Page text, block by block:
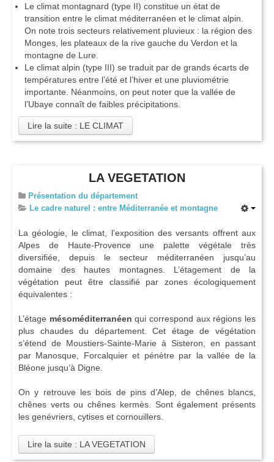
Le climat montagnard (type II) constitue un état de
transition entre le climat méditerranéen et le climat alpin.
On note trois secteurs relativement pluvieux : la région des
Monges, les plateaux de la rive gauche du Verdon et la
montagne de Lure.
Le climat alpin (type III) se traduit par de grands écarts de
températures entre l’été et l’hiver et une pluviométrie
importante. Néanmoins, on peut noter que la vallée de
l’Ubaye connaît de faibles précipitations.
Lire la suite : LE CLIMAT
LA VEGETATION
Présentation du département
Le cadre naturel : entre Méditerranée et montagne
La géologie, le climat, l’exposition des versants offrent aux
Alpes de Haute-Provence une palette végétale très
diversifiée, depuis le secteur méditerranéen jusqu’au
domaine des hautes montagnes. L’étagement de la
végétation peut être classifié par zones écologiquement
équivalentes :
L’étage mésoméditerranéen qui correspond aux régions les
plus chaudes du département. Cet étage de végétation
s’étend de Moustiers-Sainte-Marie à Sisteron, en passant
par Manosque, Forcalquier et pénètre par la vallée de la
Bléone jusqu’à Digne.
On y retrouve les bois de pins d’Alep, de chênes blancs,
chênes verts ou chênes kermès. Sont également présents
les genévriers, cytises et cornouillers.
Lire la suite : LA VEGETATION